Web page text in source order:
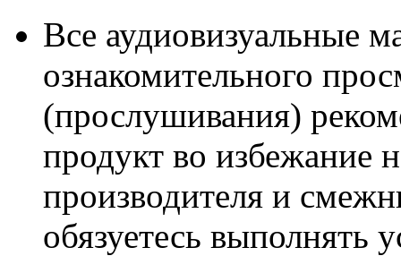
Все аудиовизуальные
ознакомительного
(прослушивания)
продукт во избежание
производителя и
обязуетесь выполнять